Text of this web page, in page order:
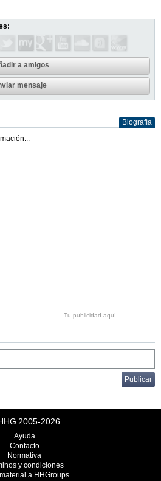
a amigos
mensaje
Biografía
Tu publicidad aquí
2005-2026
Ayuda
Contacto
Normativa
y condiciones
a HHGroups